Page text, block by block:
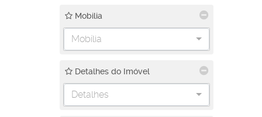
Mobilia
Mobília
Detalhes do Imóvel
Detalhes